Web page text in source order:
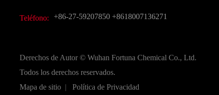
Teléfono: +86-27-59207850 +8618007136271
Derechos de Autor © Wuhan Fortuna Chemical Co., Ltd.
Todos los derechos reservados.
Mapa de sitio | Política de Privacidad